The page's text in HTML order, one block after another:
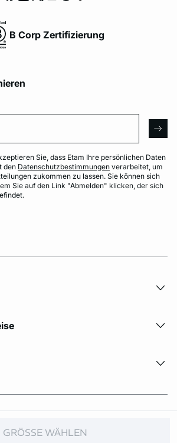
GRÖSSE WÄHLEN
B Corp Zertifizierung
Sie, dass Etam Ihre persönlichen Daten
den Datenschutzbestimmungen verarbeitet, um
zukommen zu lassen. Sie können sich
Sie auf den Link "Abmelden" klicken, der sich